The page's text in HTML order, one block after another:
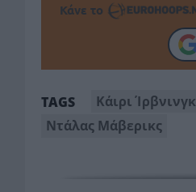
Κάνε το
TAGS Κάιρι Ίρβνινγκ
Ντάλας Μάβερικς